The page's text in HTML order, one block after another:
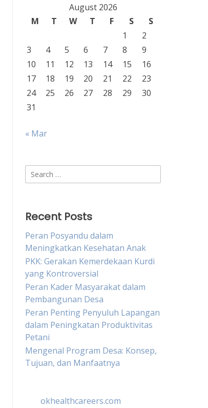
August 2026
M
T W T F S
S
1
2
3
4 5 6 7 8
9
10
11 12 13 14 15
16
17
18 19 20 21 22
23
24
25 26 27 28 29
30
31
« Mar
Search
for:
Recent Posts
Peran Posyandu dalam
Meningkatkan Kesehatan Anak
PKK: Gerakan Kemerdekaan Kurdi
yang Kontroversial
Peran Kader Masyarakat dalam
Pembangunan Desa
Peran Penting Penyuluh Lapangan
dalam Peningkatan Produktivitas
Petani
Mengenal Program Desa: Konsep,
Tujuan, dan Manfaatnya
okhealthcareers.com